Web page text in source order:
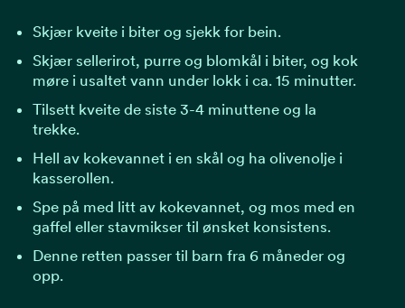
Skjær kveite i biter og sjekk for bein.
Skjær sellerirot, purre og blomkål i biter, og kok
møre i usaltet vann under lokk i ca. 15 minutter.
Tilsett kveite de siste 3-4 minuttene og la
trekke.
Hell av kokevannet i en skål og ha olivenolje i
kasserollen.
Spe på med litt av kokevannet, og mos med en
gaffel eller stavmikser til ønsket konsistens.
Denne retten passer til barn fra 6 måneder og
opp.